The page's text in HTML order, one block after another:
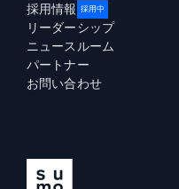
採用情報 採用中
リーダーシップ
ニュースルーム
パートナー
お問い合わせ